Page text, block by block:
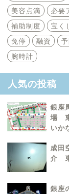
美容点滴
必要
補助制度
宝く
免停
融資
腕時計
人気の投稿
銀座
場
いか
成田
介
銀座